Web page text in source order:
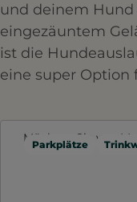
und deinem
eingezäuntem
ist die
eine super Option
Parkplätze
Möchten Sie von